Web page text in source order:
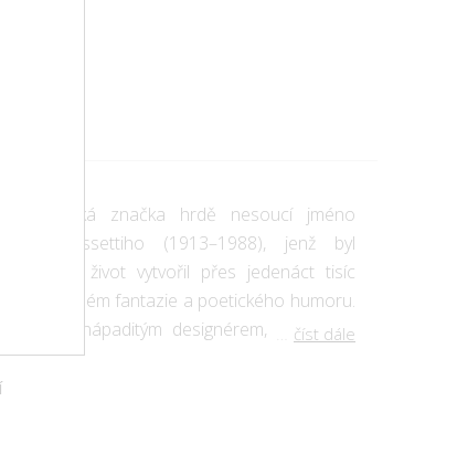
milánská značka hrdě nesoucí jméno
Fornassettiho (1913–1988), jenž byl
a za svůj život vytvořil přes jedenáct tisíc
stylu, plném fantazie a poetického humoru.
nápaditým designérem, významně
žije dál díky reedicím jeho jedinečných děl
Nábytek a doplňky z kovu, skla a
číst dále